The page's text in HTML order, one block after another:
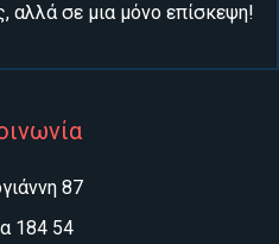
αλλά σε μια μόνο επίσκεψη!
87
184 54